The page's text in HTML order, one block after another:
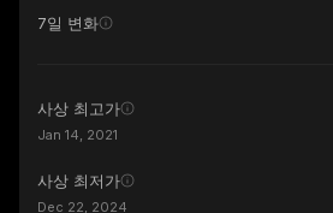
7일 변화
사상 최고가
Jan 14, 2021
사상 최저가
Dec 22, 2024